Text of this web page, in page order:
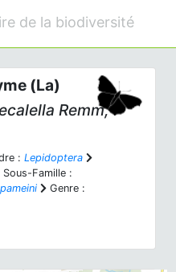
de la biodiversité
(La)
Remm,
: Lepidoptera
Sous-Famille :
Genre :